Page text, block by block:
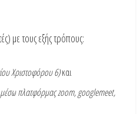
με τους εξής τρόπους:
Χριστοφόρου 6)και
μέσω πλατφόρμαςzoom,googlemeet,